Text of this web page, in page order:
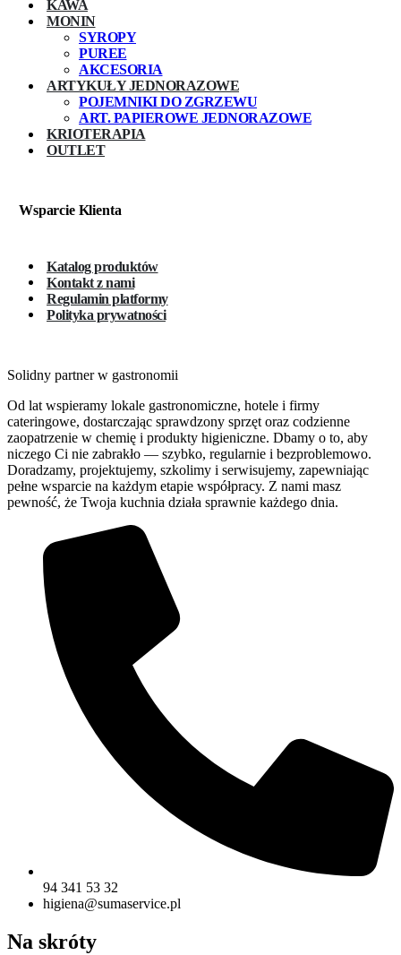
KAWA
MONIN
SYROPY
PUREE
AKCESORIA
ARTYKUŁY JEDNORAZOWE
POJEMNIKI DO ZGRZEWU
ART. PAPIEROWE JEDNORAZOWE
KRIOTERAPIA
OUTLET
Wsparcie Klienta
Katalog produktów
Kontakt z nami
Regulamin platformy
Polityka prywatności
Solidny partner w gastronomii
Od lat wspieramy lokale gastronomiczne, hotele i firmy
cateringowe, dostarczając sprawdzony sprzęt oraz codzienne
zaopatrzenie w chemię i produkty higieniczne. Dbamy o to, aby
niczego Ci nie zabrakło — szybko, regularnie i bezproblemowo.
Doradzamy, projektujemy, szkolimy i serwisujemy, zapewniając
pełne wsparcie na każdym etapie współpracy. Z nami masz
pewność, że Twoja kuchnia działa sprawnie każdego dnia.
94 341 53 32
higiena@sumaservice.pl
Na skróty